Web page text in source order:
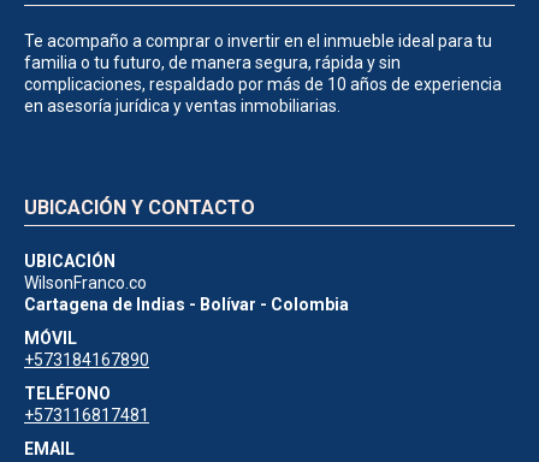
Te acompaño a comprar o invertir en el inmueble ideal para tu
familia o tu futuro, de manera segura, rápida y sin
complicaciones, respaldado por más de 10 años de experiencia
en asesoría jurídica y ventas inmobiliarias.
UBICACIÓN Y CONTACTO
UBICACIÓN
WilsonFranco.co
Cartagena de Indias - Bolívar - Colombia
MÓVIL
+573184167890
TELÉFONO
+573116817481
EMAIL